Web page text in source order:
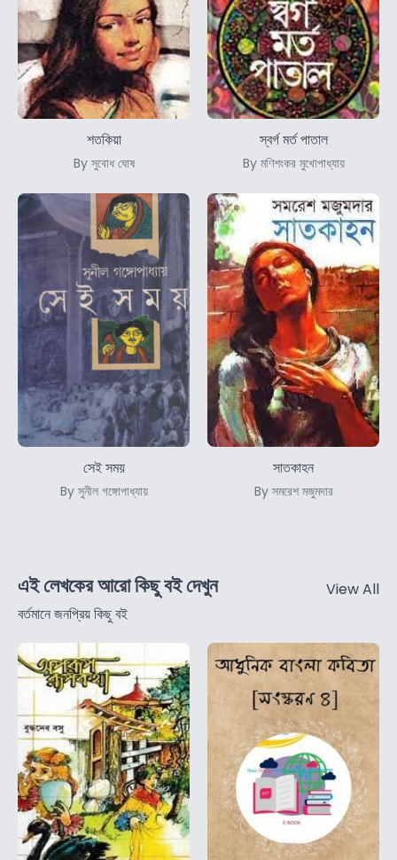
শতকিয়া
By সুবোধ ঘোষ
স্বর্গ মর্ত পাতাল
By মণিশংকর মুখোপাধ্যায়
সেই সময়
By সুনীল গঙ্গোপাধ্যায়
সাতকাহন
By সমরেশ মজুমদার
এই লেখকের আরো কিছু বই দেখুন
বর্তমানে জনপ্রিয় কিছু বই
View All